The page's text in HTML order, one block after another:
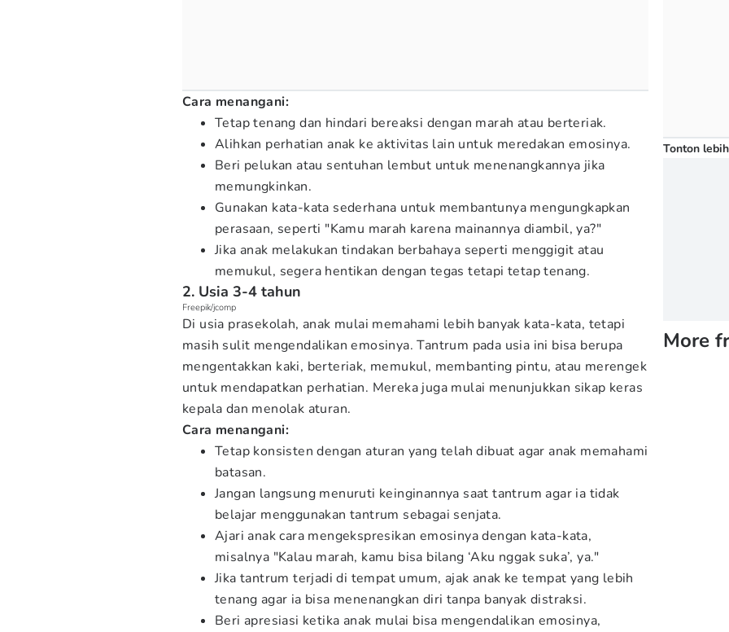
Cara menangani:
Tetap tenang dan hindari bereaksi dengan marah atau berteriak.
Alihkan perhatian anak ke aktivitas lain untuk meredakan emosinya.
Beri pelukan atau sentuhan lembut untuk menenangkannya jika
memungkinkan.
Gunakan kata-kata sederhana untuk membantunya mengungkapkan
perasaan, seperti "Kamu marah karena mainannya diambil, ya?"
Jika anak melakukan tindakan berbahaya seperti menggigit atau
memukul, segera hentikan dengan tegas tetapi tetap tenang.
2. Usia 3-4 tahun
Freepik/jcomp
Di usia prasekolah, anak mulai memahami lebih banyak kata-kata, tetapi
masih sulit mengendalikan emosinya. Tantrum pada usia ini bisa berupa
mengentakkan kaki, berteriak, memukul, membanting pintu, atau merengek
untuk mendapatkan perhatian. Mereka juga mulai menunjukkan sikap keras
kepala dan menolak aturan.
Cara menangani:
Tetap konsisten dengan aturan yang telah dibuat agar anak memahami
batasan.
Jangan langsung menuruti keinginannya saat tantrum agar ia tidak
belajar menggunakan tantrum sebagai senjata.
Ajari anak cara mengekspresikan emosinya dengan kata-kata,
misalnya "Kalau marah, kamu bisa bilang ‘Aku nggak suka’, ya."
Jika tantrum terjadi di tempat umum, ajak anak ke tempat yang lebih
tenang agar ia bisa menenangkan diri tanpa banyak distraksi.
Beri apresiasi ketika anak mulai bisa mengendalikan emosinya,
Tonton
More